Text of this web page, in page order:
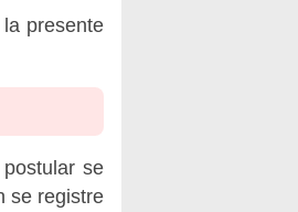
presente
se
se registre